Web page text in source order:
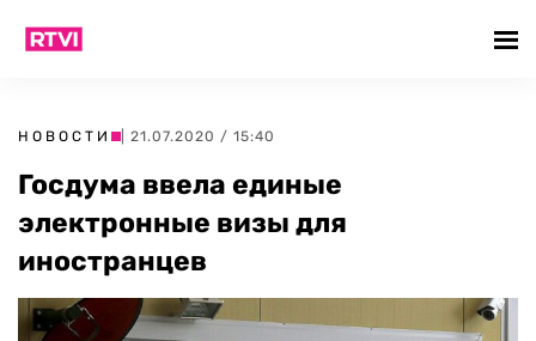
НОВОСТИ | 21.07.2020 / 15:40
Госдума ввела единые
электронные визы для
иностранцев